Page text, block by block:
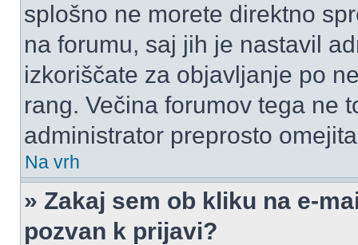
splošno ne morete direktno
na forumu, saj jih je nastavil
izkoriščate za objavljanje po
rang. Večina forumov tega ne
administrator preprosto
Na vrh
» Zakaj sem ob kliku na e-
pozvan k prijavi?